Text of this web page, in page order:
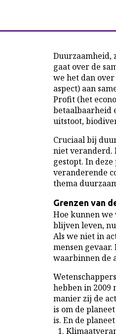
Duurzaamheid,
gaat over de
we het dan
aspect) aan
Profit (het
betaalbaarheid
uitstoot,
Cruciaal bij
niet veranderd.
gestopt. In
veranderende
thema
Grenzen van
Hoe kunnen
blijven leven,
Als we niet in
mensen
waarbinnen de
hebben in 2009
manier zij de
is om de
is. En de